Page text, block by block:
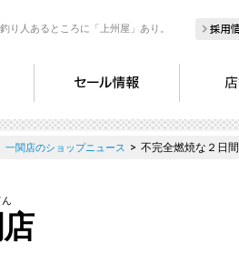
り人あるところに「上州屋」あり。
一関店のショップニュース > 不完全燃焼な２日間